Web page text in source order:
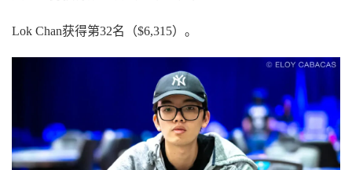
Lok Chan获得第32名（$6,315）。